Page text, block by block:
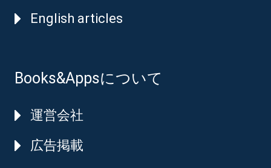
English articles
Books&Appsについて
運営会社
広告掲載